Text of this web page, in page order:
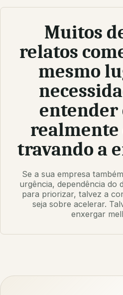
Muitos
relatos
mesmo
entender
realmente
travando a
Se a sua empresa
urgência, dependência do
para priorizar, talvez a
seja sobre acelerar.
enxergar